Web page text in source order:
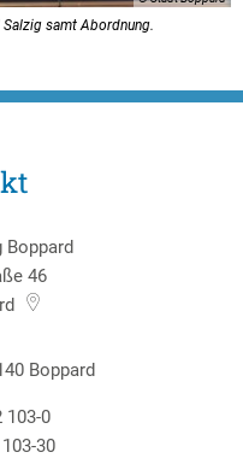
Salzig samt Abordnung.
Boppard
46
Boppard
103-0
30